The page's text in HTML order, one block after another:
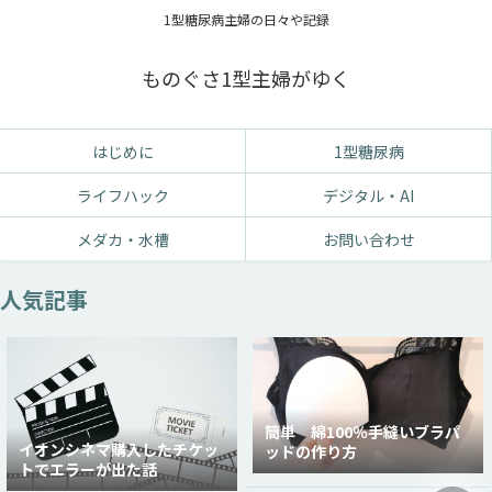
1型糖尿病主婦の日々や記録
ものぐさ1型主婦がゆく
はじめに
1型糖尿病
ライフハック
デジタル・AI
メダカ・水槽
お問い合わせ
人気記事
イオンシネマ購入したチケッ
トでエラーが出た話
簡単 綿100％手縫いブラパ
ッドの作り方